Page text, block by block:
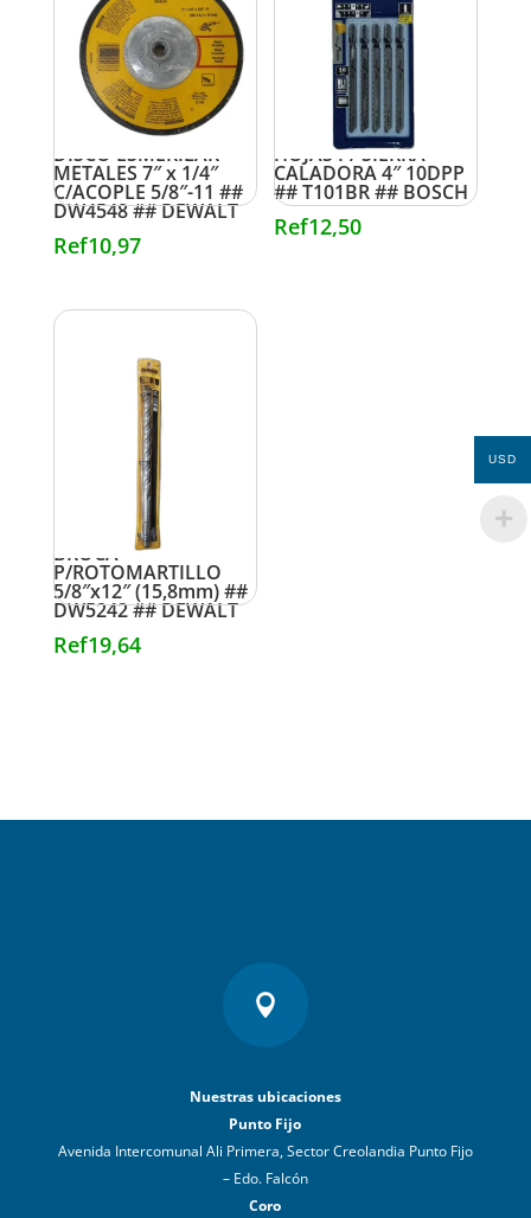
DISCO ESMERILAR
METALES 7″ x 1/4″
C/ACOPLE 5/8″-11 ##
DW4548 ## DEWALT
Ref10,97
HOJAS P/ SIERRA
CALADORA 4″ 10DPP
## T101BR ## BOSCH
Ref12,50
BROCA
P/ROTOMARTILLO
5/8″x12″ (15,8mm) ##
DW5242 ## DEWALT
Ref19,64

Nuestras ubicaciones
Punto Fijo
Avenida Intercomunal Ali Primera, Sector Creolandia Punto Fijo
– Edo. Falcón
Coro
USD